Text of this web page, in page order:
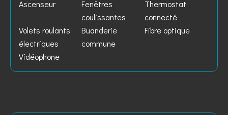
Ascenseur
Fenêtres
coulissantes
Thermostat
connecté
Volets roulants
électriques
Buanderie
commune
Fibre optique
Vidéophone